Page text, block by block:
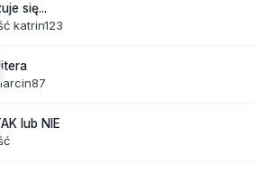
się...
katrin123
lub NIE